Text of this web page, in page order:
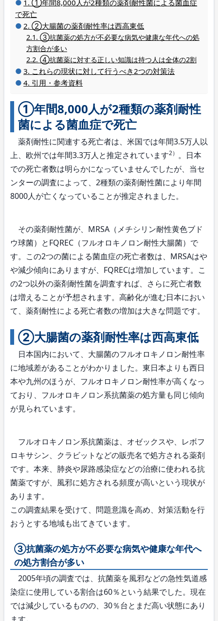
①年間8,000人が2種類の薬剤耐性菌による菌血症
で死亡
②大腸菌の薬剤耐性率は西高東低
③抗菌薬の処方が不必要な病気や健康な年代への処
方割合が多い
④抗菌薬に対する正しい知識は持つ人は全体の2割
これらの現状に対して行うべき2つの対策法
引用・参考資料
①年間8,000人が2種類の薬剤耐性
菌による菌血症で死亡
薬剤耐性に関連する死亡者は、米国では年間3.5万人以
上、欧州では年間3.3万人と推定されています2） 。日本
での死亡者数は明らかになっていませんでしたが、当セ
ンターの調査によって、2種類の薬剤耐性菌により年間
8000人が亡くなっていることが推定されました。
その薬剤耐性菌が、MRSA（メチシリン耐性黄色ブド
ウ球菌）とFQREC（フルオロキノロン耐性大腸菌）で
す。この2つの菌による菌血症の死亡者数は、MRSAはや
や減少傾向にありますが、FQRECは増加しています。こ
の2つ以外の薬剤耐性菌を調査すれば、さらに死亡者数
は増えることが予想されます。高齢化が進む日本におい
て、薬剤耐性による死亡者数の増加は大きな問題です。
②大腸菌の薬剤耐性率は西高東低
日本国内において、大腸菌のフルオロキノロン耐性率
に地域差があることがわかりました。東日本よりも西日
本や九州のほうが、フルオロキノロン耐性率が高くなっ
ており、フルオロキノロン系抗菌薬の処方量も同じ傾向
が見られています。
フルオロキノロン系抗菌薬は、オゼックスや、レボフ
ロキサシン、クラビットなどの販売名で処方される薬剤
です。本来、肺炎や尿路感染症などの治療に使われる抗
菌薬ですが、風邪に処方される頻度が高いという現状が
あります。
この調査結果を受けて、問題意識を高め、対策活動を行
おうとする地域も出てきています。
③抗菌薬の処方が不必要な病気や健康な年代へ
の処方割合が多い
2005年頃の調査では、抗菌薬を風邪などの急性気道感
染症に使用している割合は60％という結果でした。現在
では減少しているものの、30％台とまだ高い状態にあり